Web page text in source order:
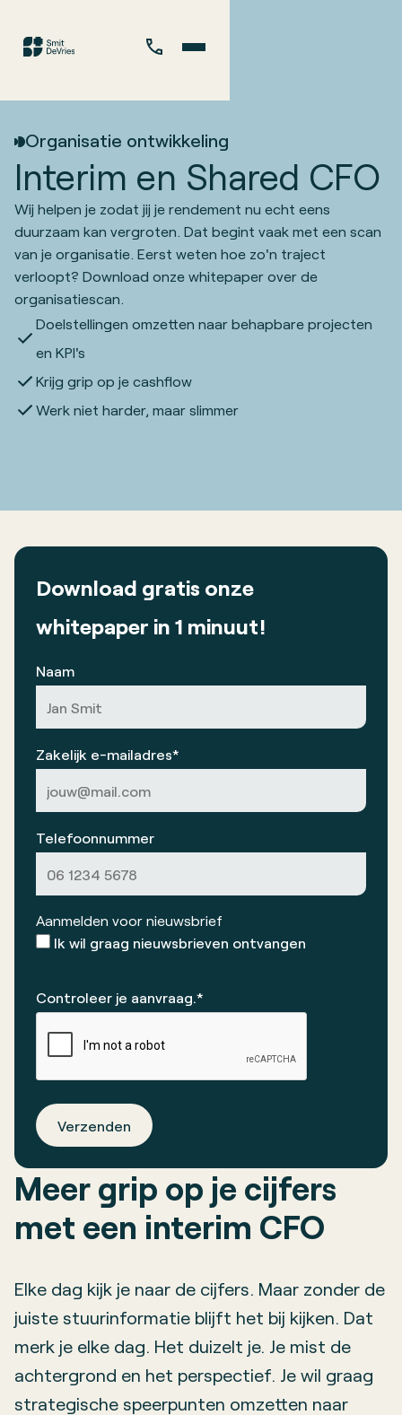
Organisatie ontwikkeling
Interim en Shared CFO
Wij helpen je zodat jij je rendement nu echt eens
duurzaam kan vergroten. Dat begint vaak met een scan
van je organisatie. Eerst weten hoe zo'n traject
verloopt? Download onze whitepaper over de
organisatiescan.
Doelstellingen omzetten naar behapbare projecten
en KPI's
Krijg grip op je cashflow
Werk niet harder, maar slimmer
Meer grip op je cijfers
met een interim CFO
Elke dag kijk je naar de cijfers. Maar zonder de
juiste stuurinformatie blijft het bij kijken. Dat
merk je elke dag. Het duizelt je. Je mist de
achtergrond en het perspectief. Je wil graag
strategische speerpunten omzetten naar
Download gratis onze
whitepaper in 1 minuut!
Naam
Zakelijk e-mailadres*
Telefoonnummer
Aanmelden voor nieuwsbrief
Ik wil graag nieuwsbrieven ontvangen
Controleer je aanvraag.*
Verzenden